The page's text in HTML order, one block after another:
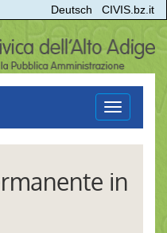
Deutsch CIVIS.bz.it
Toggle
navigation
in